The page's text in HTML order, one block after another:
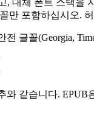
, 대체 폰트 스택을
만 포함하십시오.
글꼴(Georgia,
와 같습니다. EPUB